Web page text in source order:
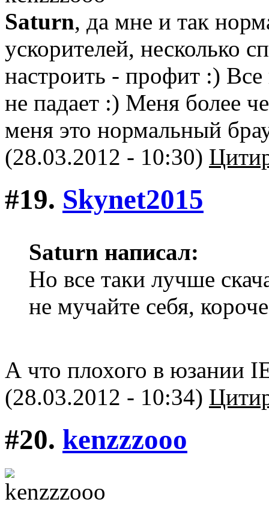
Saturn, да мне и так
ускорителей, несколько
настроить - профит :)
не падает :) Меня более
меня это нормальный
(28.03.2012 - 10:30)
#19. Skynet2015
Saturn написал:
Но все таки лучше
не мучайте себя,
А что плохого в юзании
(28.03.2012 - 10:34)
#20. kenzzzooo